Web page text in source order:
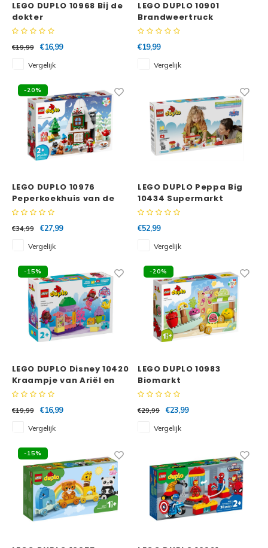
LEGO DUPLO 10968 Bij de
dokter
€19,99
€16,99
Vergelijk
LEGO DUPLO 10901
Brandweertruck
€19,99
Vergelijk
-20%
LEGO DUPLO 10976
Peperkoekhuis van de
Kerstman
€34,99
€27,99
Vergelijk
LEGO DUPLO Peppa Big
10434 Supermarkt
€52,99
Vergelijk
-15%
LEGO DUPLO Disney 10420
Kraampje van Ariël en
Botje
€19,99
€16,99
Vergelijk
-20%
LEGO DUPLO 10983
Biomarkt
€29,99
€23,99
Vergelijk
-15%